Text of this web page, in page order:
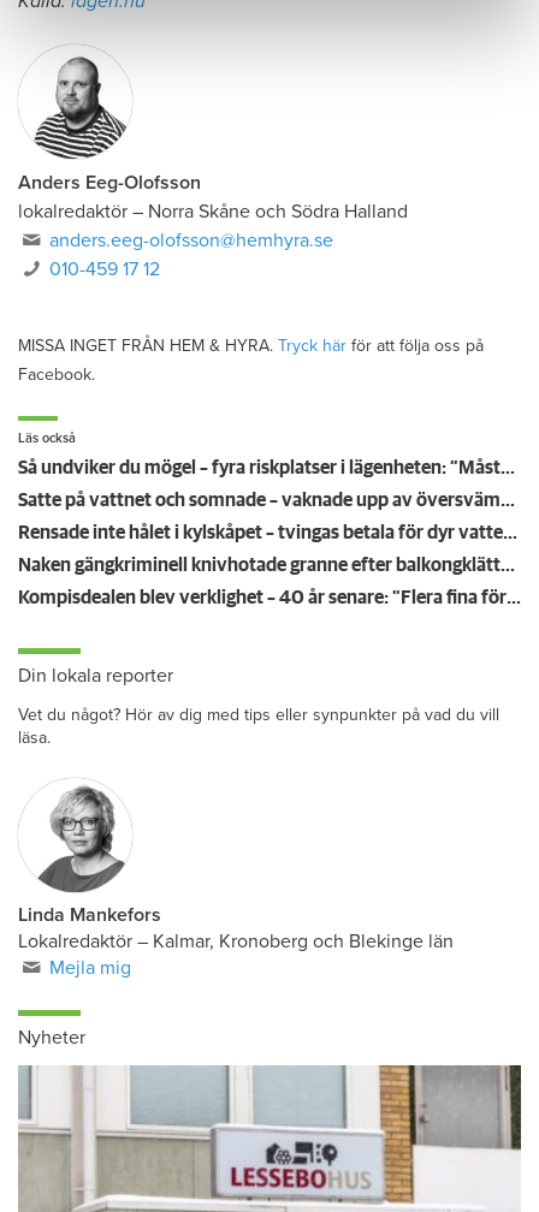
Anders Eeg-Olofsson
lokalredaktör – Norra Skåne och Södra Halland
anders.eeg-olofsson@hemhyra.se
010-459 17 12
MISSA INGET FRÅN HEM & HYRA. Tryck här för att följa oss på
Facebook.
Läs också
Så undviker du mögel – fyra riskplatser i lägenheten: ”Måste städa bort”
Satte på vattnet och somnade – vaknade upp av översvämning hos grannen
Rensade inte hålet i kylskåpet – tvingas betala för dyr vattenskada
Naken gängkriminell knivhotade granne efter balkongklättring
Kompisdealen blev verklighet – 40 år senare: "Flera fina fördelar med att dela bostad"
Din lokala reporter
Vet du något? Hör av dig med tips eller synpunkter på vad du vill
läsa.
Linda Mankefors
Lokalredaktör – Kalmar, Kronoberg och Blekinge län
Mejla mig
Nyheter